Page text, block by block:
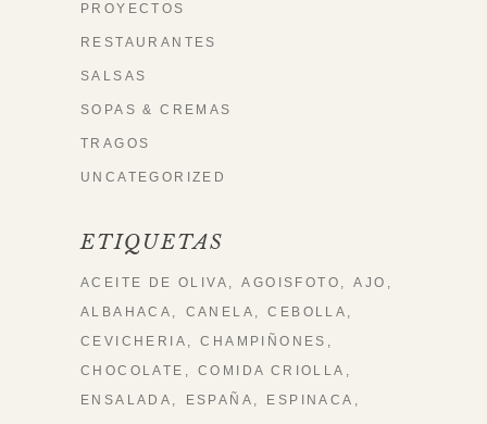
PROYECTOS
RESTAURANTES
SALSAS
SOPAS & CREMAS
TRAGOS
UNCATEGORIZED
ETIQUETAS
ACEITE DE OLIVA AGOISFOTO
AJO
ALBAHACA
CANELA
CEBOLLA
CEVICHERIA
CHAMPIÑONES
CHOCOLATE
COMIDA CRIOLLA
ENSALADA
ESPAÑA
ESPINACA